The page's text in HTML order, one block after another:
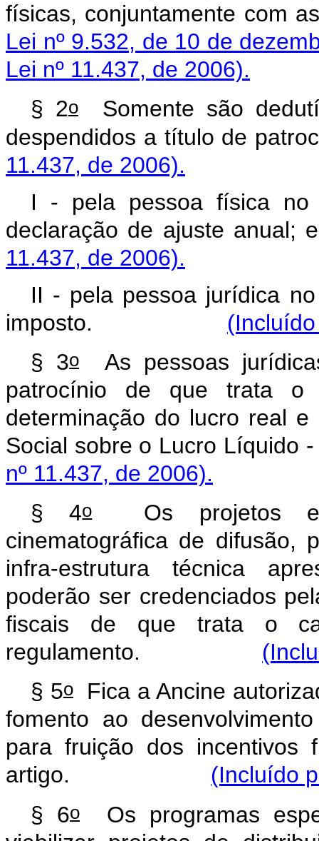
físicas, conjuntamente com
Lei nº 9.532, de 10 de
Lei nº 11.437, de 2006).
§ 2oSomente são
despendidos a título
11.437, de 2006).
I - pela pessoa física no
declaração de
11.437, de 2006).
II - pela pessoa jurídica
imposto.
§ 3oAs pessoas
patrocínio de que trata
determinação do lucro real
Social sobre o Lucro
nº 11.437, de 2006).
§ 4oOs projetos
cinematográfica de difusão,
infra-estrutura técnica
poderão ser credenciados
fiscais de que trata o
regulamento.
§ 5oFica a Ancine
fomento ao
para fruição dos
artigo. (Incluído
§ 6o Os programas